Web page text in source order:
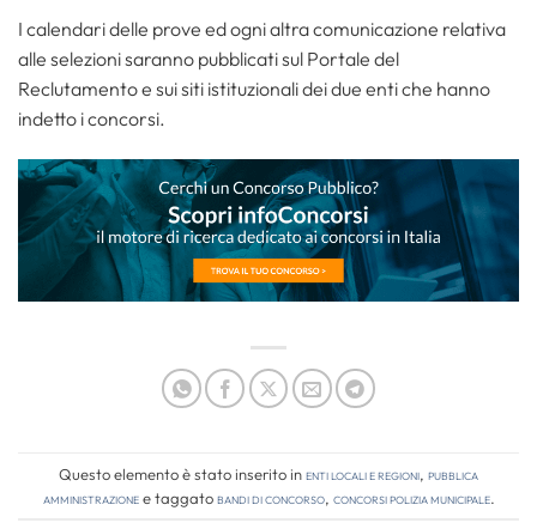
I calendari delle prove ed ogni altra comunicazione relativa
alle selezioni saranno pubblicati sul Portale del
Reclutamento e sui siti istituzionali dei due enti che hanno
indetto i concorsi.
Questo elemento è stato inserito inEnti locali e regioni, Pubblica
amministrazionee taggatobandi di concorso, concorsi polizia municipale.